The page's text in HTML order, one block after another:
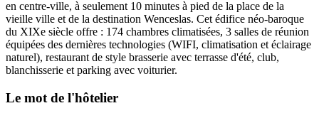
en centre-ville, à seulement 10 minutes à pied de la place de la
vieille ville et de la destination Wenceslas. Cet édifice néo-baroque
du XIXe siècle offre : 174 chambres climatisées, 3 salles de réunion
équipées des dernières technologies (WIFI, climatisation et éclairage
naturel), restaurant de style brasserie avec terrasse d'été, club,
blanchisserie et parking avec voiturier.
Le mot de l'hôtelier